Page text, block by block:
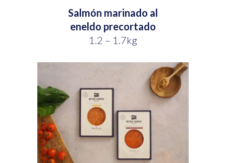
Salmón marinado al
eneldo precortado
1.2 – 1.7kg